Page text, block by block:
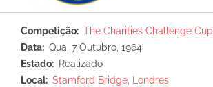
Competição
The Charities Challenge Cup
Data
Qua, 7 Outubro, 1964
Estado
Realizado
Local
Stamford Bridge, Londres